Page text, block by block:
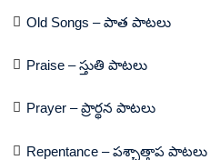
Old Songs – పాత పాటలు
Praise – స్తుతి పాటలు
Prayer – ప్రార్థన పాటలు
Repentance – పశ్చాత్తాప పాటలు